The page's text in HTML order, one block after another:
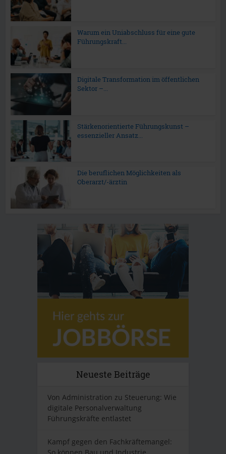
Warum ein Uniabschluss für eine gute
Führungskraft...
Digitale Transformation im öffentlichen
Sektor –...
Stärkenorientierte Führungskunst –
essenzieller Ansatz...
Die beruflichen Möglichkeiten als
Oberarzt/-ärztin
Neueste Beiträge
Von Administration zu Steuerung: Wie
digitale Personalverwaltung
Führungskräfte entlastet
Kampf gegen den Fachkräftemangel:
So können Bau und Industrie